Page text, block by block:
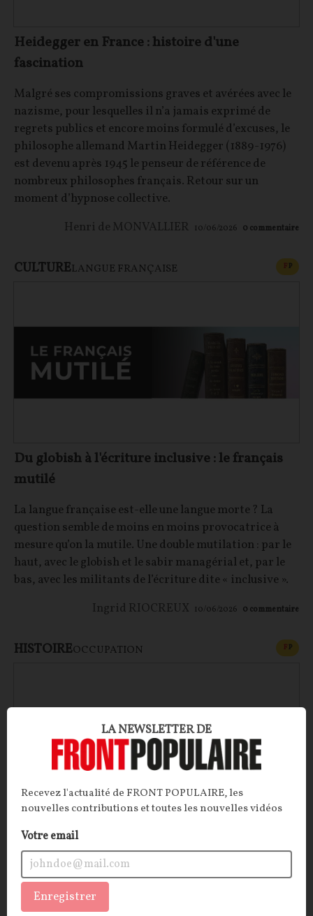
Heidegger en France : histoire d'une
fascination
Malgré ses compromissions graves et avérées avec le
nazisme, pour lesquelles il n’a jamais exprimé de
regrets publics et encore moins formulé d’excuses, le
philosophe allemand Martin Heidegger (1889-1976)
est devenu après 1945 le penseur de référence de
nombreux philosophes français. Retour sur un
moment d’hypnose collective.
Henri de MONVALLIER 10/06/2026 0 commentaire
CULTURELANGUE FRANÇAISE FP
Du globish à l'écriture inclusive : le français
mutilé
La langue française est-elle une langue morte ? La
question semble de moins en moins provocatrice à
mesure qu’on la mutile. Une double mutilation : par le
haut, avec le globish et le sabir managérial et, par le
bas, avec les militants de l’écriture dite « inclusive ».
Ingrid RIOCREUX 10/06/2026 0 commentaire
HISTOIREOCCUPATION FP
Les affinités inavouables : Mitterrand et Ernst
Jünger
Un chef d’État français socialiste peut-il être ami
avec un écrivain nationaliste allemand, ancien
LA NEWSLETTER DE
Recevez l'actualité de FRONT POPULAIRE, les
nouvelles contributions et toutes les nouvelles vidéos
Votre email
Enregistrer